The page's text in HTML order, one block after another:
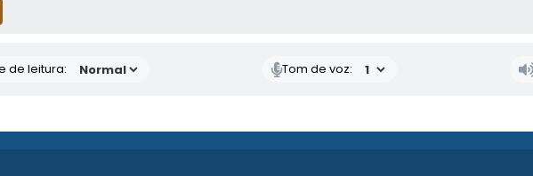
de leitura: Tom de voz: